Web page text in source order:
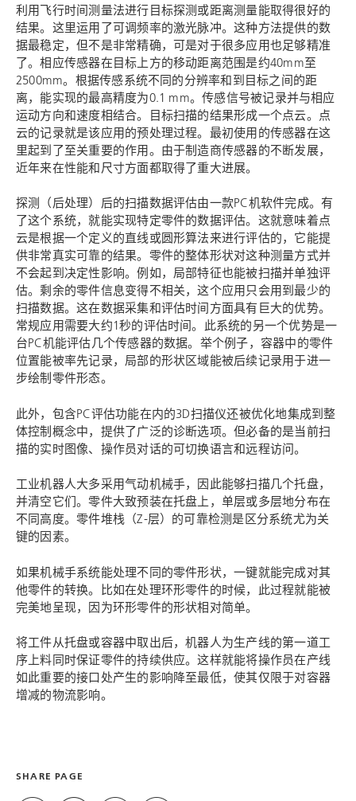
利用飞行时间测量法进行目标探测或距离测量能取得很好的
结果。这里运用了可调频率的激光脉冲。这种方法提供的数
据最稳定，但不是非常精确，可是对于很多应用也足够精准
了。相应传感器在目标上方的移动距离范围是约40mm至
2500mm。根据传感系统不同的分辨率和到目标之间的距
离，能实现的最高精度为0.1 mm。传感信号被记录并与相应
运动方向和速度相结合。目标扫描的结果形成一个点云。点
云的记录就是该应用的预处理过程。最初使用的传感器在这
里起到了至关重要的作用。由于制造商传感器的不断发展，
近年来在性能和尺寸方面都取得了重大进展。
探测（后处理）后的扫描数据评估由一款PC机软件完成。有
了这个系统，就能实现特定零件的数据评估。这就意味着点
云是根据一个定义的直线或圆形算法来进行评估的，它能提
供非常真实可靠的结果。零件的整体形状对这种测量方式并
不会起到决定性影响。例如，局部特征也能被扫描并单独评
估。剩余的零件信息变得不相关，这个应用只会用到最少的
扫描数据。这在数据采集和评估时间方面具有巨大的优势。
常规应用需要大约1秒的评估时间。此系统的另一个优势是一
台PC机能评估几个传感器的数据。举个例子，容器中的零件
位置能被率先记录，局部的形状区域能被后续记录用于进一
步绘制零件形态。
此外，包含PC评估功能在内的3D扫描仪还被优化地集成到整
体控制概念中，提供了广泛的诊断选项。但必备的是当前扫
描的实时图像、操作员对话的可切换语言和远程访问。
工业机器人大多采用气动机械手，因此能够扫描几个托盘，
并清空它们。零件大致预装在托盘上，单层或多层地分布在
不同高度。零件堆栈（Z-层）的可靠检测是区分系统尤为关
键的因素。
如果机械手系统能处理不同的零件形状，一键就能完成对其
他零件的转换。比如在处理环形零件的时候，此过程就能被
完美地呈现，因为环形零件的形状相对简单。
将工件从托盘或容器中取出后，机器人为生产线的第一道工
序上料同时保证零件的持续供应。这样就能将操作员在产线
如此重要的接口处产生的影响降至最低，使其仅限于对容器
增减的物流影响。
SHARE PAGE